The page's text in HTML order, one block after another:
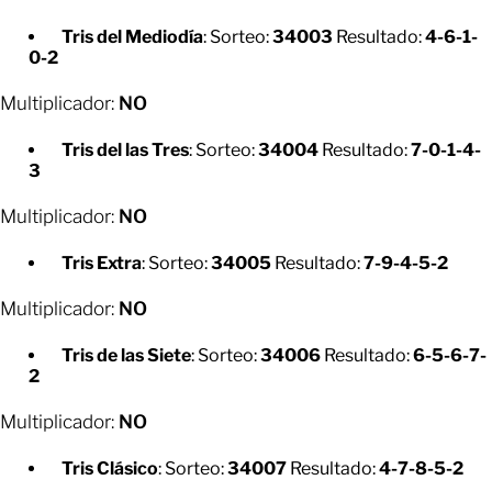
Tris del Mediodía: Sorteo:34003 Resultado:4-6-1-
0-2
Multiplicador: NO
Tris del las Tres: Sorteo:34004 Resultado:7-0-1-4-
3
Multiplicador: NO
Tris Extra: Sorteo:34005 Resultado:7-9-4-5-2
Multiplicador: NO
Tris de las Siete: Sorteo:34006 Resultado:6-5-6-7-
2
Multiplicador: NO
Tris Clásico: Sorteo:34007 Resultado:4-7-8-5-2